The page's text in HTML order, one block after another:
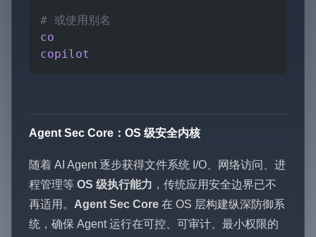
# 或使用别名
co
copilot
Agent Sec Core：OS 级安全内核
随着 AI Agent 逐步获得文件系统 I/O、网络访问、进
程管理等 OS 级执行能力 ，传统应用安全边界已不
再适用。 Agent Sec Core 在 OS 层构建纵深防御系
统，确保 Agent 运行在可控、可审计、最小权限的